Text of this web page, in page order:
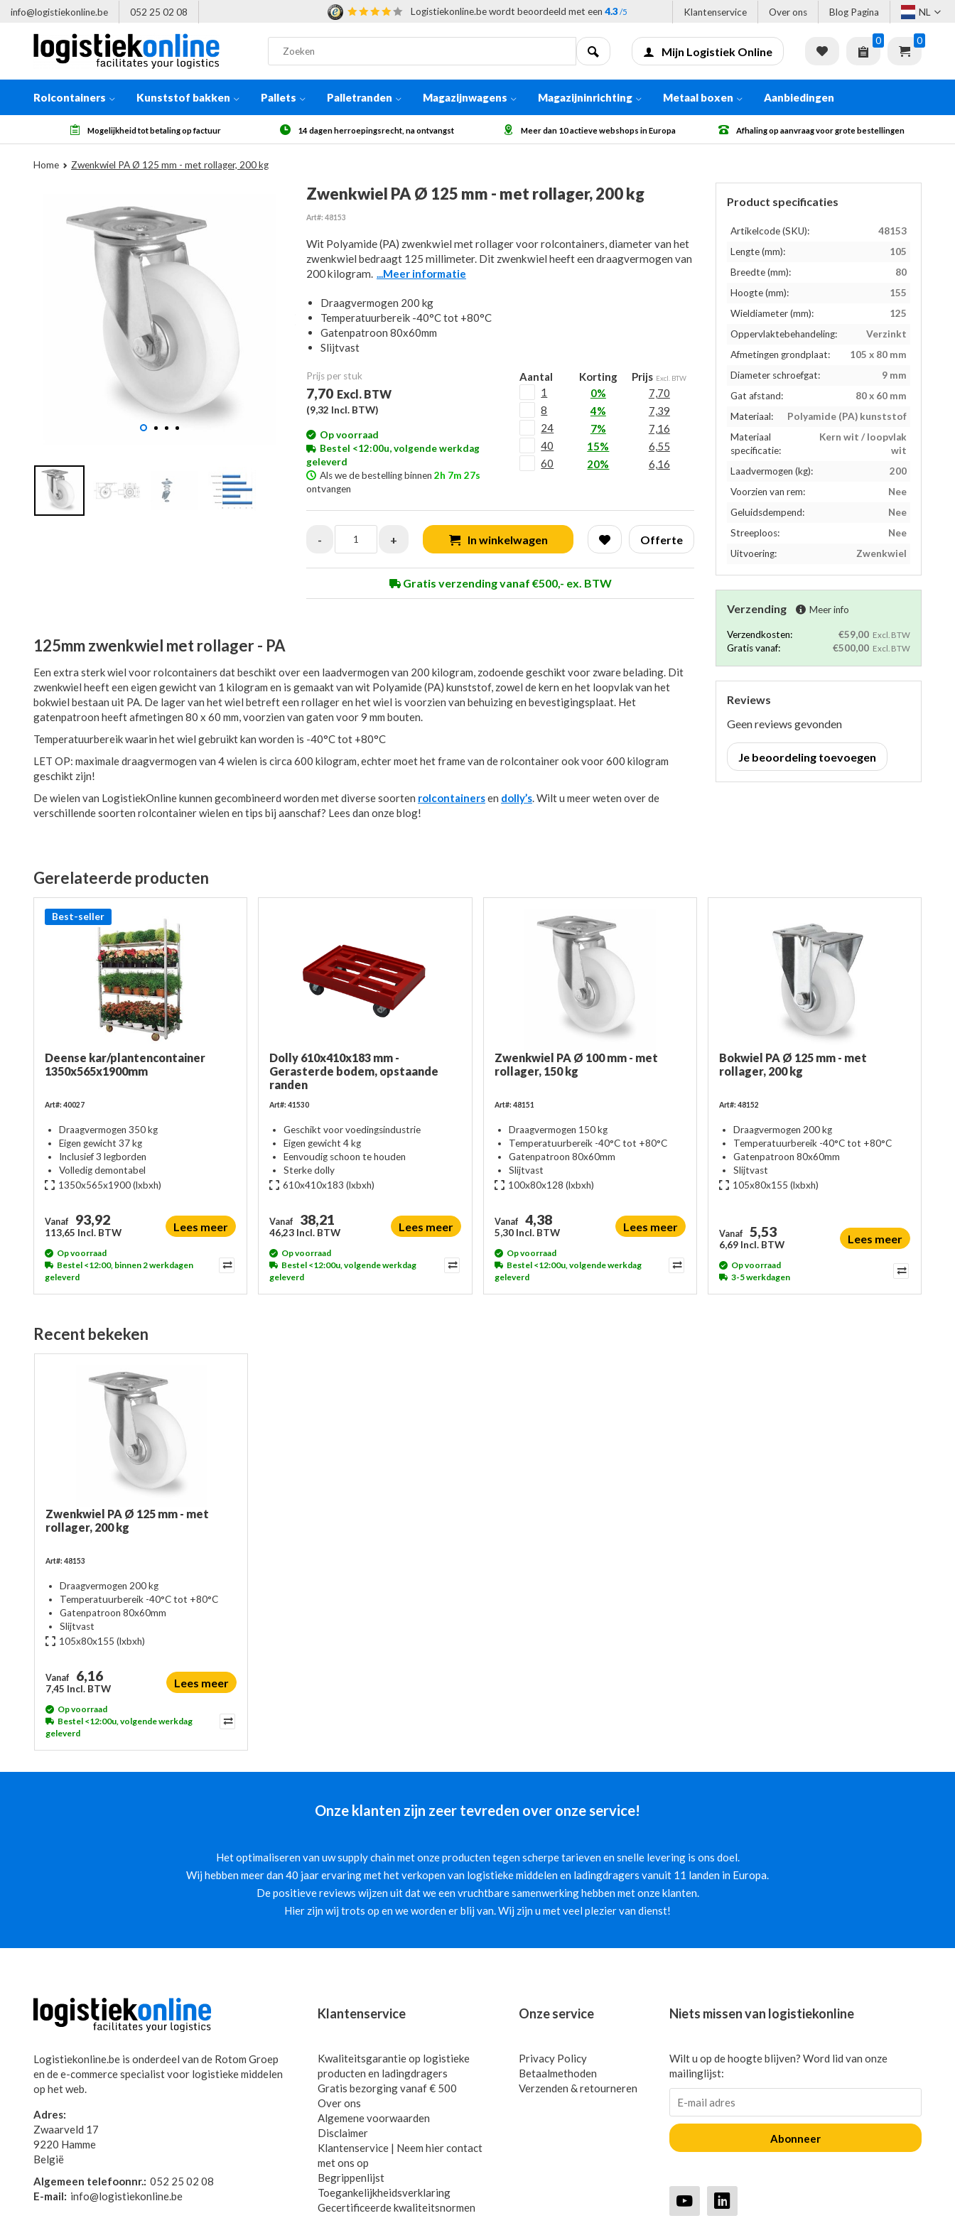
info@logistiekonline.be 052 25 02 08 Logistiekonline.be wordt beoordeeld met een 4.3/5 Klantenservice Over ons Blog Pagina NL
Mijn Logistiek Online
0 0
Rolcontainers Kunststof bakken Pallets Palletranden Magazijnwagens Magazijninrichting Metaal boxen Aanbiedingen
14 dagen herroepingsrecht, na ontvangst Meer dan 10 actieve webshops in Europa Afhaling op aanvraag voor grote bestellingen Gratis verzending vanaf € 500 excl.
Home Zwenkwiel PA Ø 125 mm - met rollager, 200 kg
Zwenkwiel PA Ø 125 mm - met rollager, 200 kg
Art#: 48153
Wit Polyamide (PA) zwenkwiel met rollager voor rolcontainers, diameter van het
zwenkwiel bedraagt 125 millimeter. Dit zwenkwiel heeft een draagvermogen van
200 kilogram. ...Meer informatie
Draagvermogen 200 kg
Temperatuurbereik -40°C tot +80°C
Gatenpatroon 80x60mm
Slijtvast
Prijs per stuk
7,70 Excl. BTW
(9,32 Incl. BTW)
Op voorraad
Bestel <12:00u, volgende werkdag
geleverd
Als we de bestelling binnen 2h 7m 26s
ontvangen
Aantal Korting Prijs Excl. BTW
1 0%
7,70
8
4%
7,39
24
7%
7,16
40
15%
6,55
60
20% 6,16
- + In winkelwagen Offerte
Gratis verzending vanaf €500,- ex. BTW
125mm zwenkwiel met rollager - PA
Een extra sterk wiel voor rolcontainers dat beschikt over een laadvermogen van 200 kilogram, zodoende geschikt voor zware belading. Dit
zwenkwiel heeft een eigen gewicht van 1 kilogram en is gemaakt van wit Polyamide (PA) kunststof, zowel de kern en het loopvlak van het
bokwiel bestaan uit PA. De lager van het wiel betreft een rollager en het wiel is voorzien van behuizing en bevestigingsplaat. Het
gatenpatroon heeft afmetingen 80 x 60 mm, voorzien van gaten voor 9 mm bouten.
Temperatuurbereik waarin het wiel gebruikt kan worden is -40°C tot +80°C
LET OP: maximale draagvermogen van 4 wielen is circa 600 kilogram, echter moet het frame van de rolcontainer ook voor 600 kilogram
geschikt zijn!
De wielen van LogistiekOnline kunnen gecombineerd worden met diverse soorten rolcontainersen dolly’s. Wilt u meer weten over de
verschillende soorten rolcontainer wielen en tips bij aanschaf? Lees dan onze blog!
Product specificaties
Artikelcode (SKU):
48153
Lengte (mm):
105
Breedte (mm):
80
Hoogte (mm):
155
Wieldiameter (mm):
125
Oppervlaktebehandeling:
Verzinkt
Afmetingen grondplaat:
105 x 80 mm
Diameter schroefgat:
9 mm
Gat afstand:
80 x 60 mm
Materiaal:
Polyamide (PA) kunststof
Materiaal
specificatie:
Kern wit / loopvlak
wit
Laadvermogen (kg):
200
Voorzien van rem:
Nee
Geluidsdempend:
Nee
Streeploos:
Nee
Uitvoering:
Zwenkwiel
Verzending Meer info
Verzendkosten: €59,00 Excl. BTW
Gratis vanaf: €500,00 Excl. BTW
Reviews
Geen reviews gevonden
Je beoordeling toevoegen
Gerelateerde producten
Best-seller
Deense kar/plantencontainer
1350x565x1900mm
Art#: 40027
Draagvermogen 350 kg
Eigen gewicht 37 kg
Inclusief 3 legborden
Volledig demontabel
1350x565x1900(lxbxh)
Vanaf 93,92
113,65 Incl. BTW Lees meer
Op voorraad
Bestel <12:00, binnen 2 werkdagen
geleverd
Dolly 610x410x183 mm -
Gerasterde bodem, opstaande
randen
Art#: 41530
Geschikt voor voedingsindustrie
Eigen gewicht 4 kg
Eenvoudig schoon te houden
Sterke dolly
610x410x183 (lxbxh)
Vanaf 38,21
46,23 Incl. BTW Lees meer
Op voorraad
Bestel <12:00u, volgende werkdag
geleverd
Zwenkwiel PA Ø 100 mm - met
rollager, 150 kg
Art#: 48151
Draagvermogen 150 kg
Temperatuurbereik -40°C tot +80°C
Gatenpatroon 80x60mm
Slijtvast
100x80x128 (lxbxh)
Vanaf 4,38
5,30 Incl. BTW Lees meer
Op voorraad
Bestel <12:00u, volgende werkdag
geleverd
Bokwiel PA Ø 125 mm - met
rollager, 200 kg
Art#: 48152
Draagvermogen 200 kg
Temperatuurbereik -40°C tot +80°C
Gatenpatroon 80x60mm
Slijtvast
105x80x155 (lxbxh)
Vanaf 5,53
6,69 Incl. BTW Lees meer
Op voorraad
3-5 werkdagen
Recent bekeken
Zwenkwiel PA Ø 125 mm - met
rollager, 200 kg
Art#: 48153
Draagvermogen 200 kg
Temperatuurbereik -40°C tot +80°C
Gatenpatroon 80x60mm
Slijtvast
105x80x155 (lxbxh)
Vanaf 6,16
7,45 Incl. BTW Lees meer
Op voorraad
Bestel <12:00u, volgende werkdag
geleverd
Onze klanten zijn zeer tevreden over onze service!
Het optimaliseren van uw supply chain met onze producten tegen scherpe tarieven en snelle levering is ons doel.
Wij hebben meer dan 40 jaar ervaring met het verkopen van logistieke middelen en ladingdragers vanuit 11 landen in Europa.
De positieve reviews wijzen uit dat we een vruchtbare samenwerking hebben met onze klanten.
Hier zijn wij trots op en we worden er blij van. Wij zijn u met veel plezier van dienst!
Logistiekonline.be is onderdeel van de Rotom Groep
en de e-commerce specialist voor logistieke middelen
op het web.
Adres:
Zwaarveld 17
9220 Hamme
België
Algemeen telefoonnr.: 052 25 02 08
E-mail: info@logistiekonline.be
Klantenservice
Kwaliteitsgarantie op logistieke
producten en ladingdragers
Gratis bezorging vanaf € 500
Over ons
Algemene voorwaarden
Disclaimer
Klantenservice | Neem hier contact
met ons op
Begrippenlijst
Toegankelijkheidsverklaring
Gecertificeerde kwaliteitsnormen
Onze service
Privacy Policy
Betaalmethoden
Verzenden & retourneren
Niets missen van logistiekonline
Wilt u op de hoogte blijven? Word lid van onze
mailinglijst:
Abonneer